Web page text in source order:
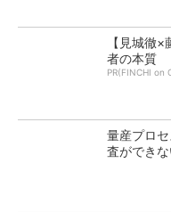
【見城徹
者の本質
PR(FINCHI on
量産プロ
査ができ